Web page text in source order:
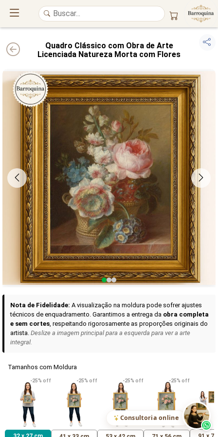
UM ATELIÊ 100% FINE ART
Trazemos a imponência dasmaiores obras de arte do mundo
para o
alto padrão da sua casa. Nosso acervo reúne a genialidade de grandes
pintores renomados , resgatandoartes reaise o requinte inconfundível
das obras doséculo XIX. Produção artesanal emCanvas 100% Algodão
molduras em
Madeira Maciçae impressão com Pigmentação Mineral
QUALIDADE DE MUSEU GARANTIA ETERNA
Curadoria das Campanhas
A seleção de obras-primas apresentadas em nossos vídeos nas redes
sociais, reunidas aqui para sua apreciação.
VER DETALHES
Madona de Loreto
R$ 538,42
VER DETALHES
Narciso- caravaggio
R$ 365,92
VER
Maria
uma Rosa
R$ 365,92
Consultoria online
Quadro Clássico com Obra de Arte
Licenciada Natureza Morta com Flores
Nota de Fidelidade: A visualização na moldura pode sofrer ajustes
técnicos de enquadramento. Garantimos a entrega da obra completa
e sem cortes, respeitando rigorosamente as proporções originais do
artista. Deslize a imagem principal para a esquerda para ver a arte
integral.
Tamanhos com Moldura
-25% off -25% off -25% off -25% off